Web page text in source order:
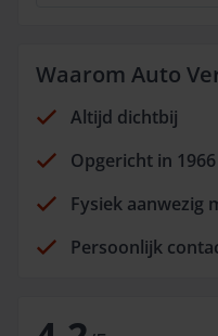
Waarom Auto
Altijd dichtbij
Opgericht in 1966
Fysiek aanwezig
Persoonlijk